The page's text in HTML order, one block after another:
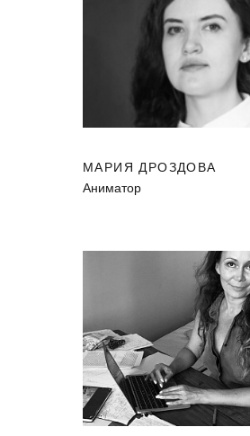
МАРИЯ ДРОЗДОВА
Аниматор